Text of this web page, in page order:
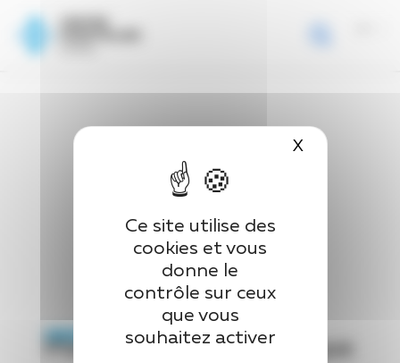
Panneau de gestion des cookies
Ce site utilise des
cookies et vous
donne le
contrôle sur ceux
que vous
souhaitez activer
XMasquer le
Page d’accueil
Plateau Médico-technique